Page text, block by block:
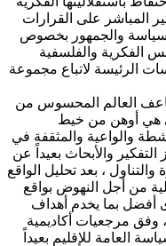
المباشر على القرارات
والجمهور بخصوص
الفكرية والفلسفية
الرئيسة لاتباع مجموعة
العالم المحسوس من
هي أوهن من خيط
والواعية والمثقفة في
والأبحاث بعيداً عن
والتناول ، بعد تحليل الواقع
من أجل النهوض بواقع
أفضل بما يخدم أهداف
وفق مرجعيات أكاديمية
العامة للإقليم بعيداً